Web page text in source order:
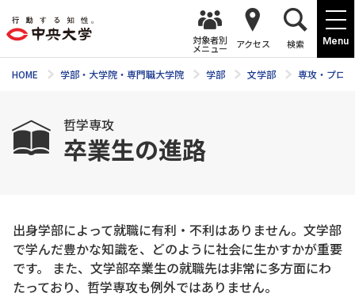
Menu
対象者別
メニュー アクセス 検索
HOME 学部・大学院・専門職大学院 学部 文学部 専攻・プロ
哲学専攻
卒業生の進路
出身学部によって就職に有利・不利はありません。文学部
で学んだ豊かな知識を、どのように社会に生かすかが重要
です。 また、文学部卒業生の就職先は非常に多方面にわ
たっており、哲学専攻も例外ではありません。